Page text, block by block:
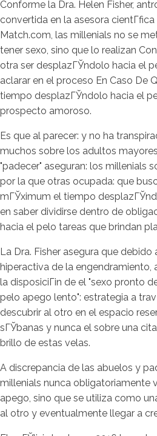
Conforme la Dra. Helen Fisher,
convertida en la asesora
Match.com, las millenials no se
tener sexo, sino que lo realizan
otra ser desplazГЎndolo hacia el
aclarar en el proceso En Caso De
tiempo desplazГЎndolo hacia el
prospecto amoroso.
Es que al parecer: y no ha
muchos sobre los adultos
"padecer" aseguran: los millenials
por la que otras ocupada: que
mГЎximum el tiempo
en saber dividirse dentro de
hacia el pelo tareas que brindan
La Dra. Fisher asegura que
hiperactiva de la engendramiento,
la disposiciГіn de el "sexo pronto
pelo apego lento": estrategia a
descubrir al otro en el espacio
sГЎbanas y nunca el sobre una
brillo de estas velas.
A discrepancia de las abuelos y
millenials nunca obligatoriamente
apego, sino que se utiliza como
al otro y eventualmente llegar a